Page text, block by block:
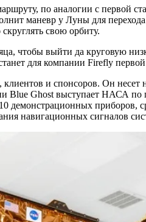
по аналогии с
маневр у Луны для
свою орбиту.
чтобы выйти да круговую
для компании Firefly
клиентов и спонсоров. Он
Blue Ghost выступает НАСА
демонстрационных
навигационных сигналов